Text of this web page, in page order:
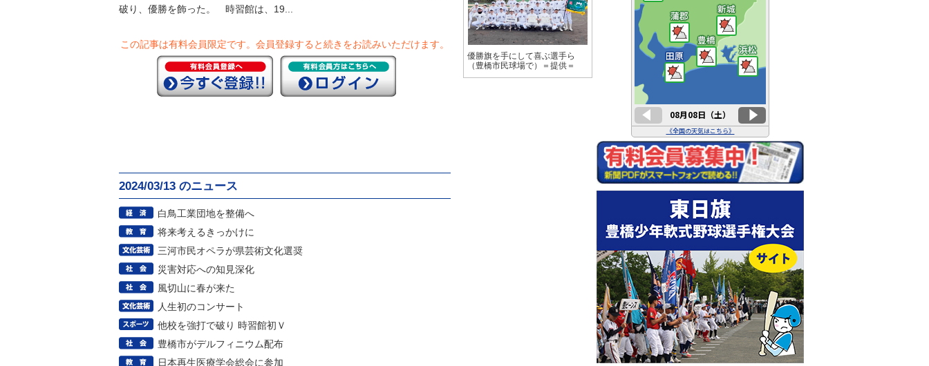
破り、優勝を飾った。 時習館は、19...
この記事は有料会員限定です。 会員登録すると続きをお読みいただけます。
2024/03/13 のニュース
白鳥工業団地を整備へ
将来考えるきっかけに
三河市民オペラが県芸術文化選奨
災害対応への知見深化
風切山に春が来た
人生初のコンサート
他校を強打で破り 時習館初Ｖ
豊橋市がデルフィニウム配布
日本再生医療学会総会に参加
優勝旗を手にして喜ぶ選手ら
（豊橋市民球場で）＝提供＝